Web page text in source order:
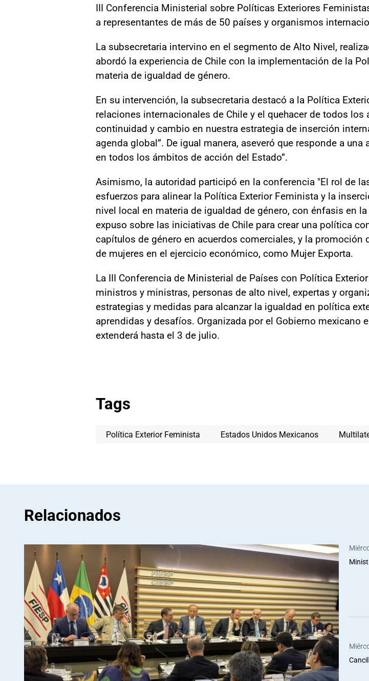
III Conferencia Ministerial sobre Políticas Exteriores
a representantes de más de 50 países y organismos
La subsecretaria intervino en el segmento de Alto Nivel,
abordó la experiencia de Chile con la implementación de la
materia de igualdad de género.
En su intervención, la subsecretaria destacó a la Política
relaciones internacionales de Chile y el quehacer de todos
continuidad y cambio en nuestra estrategia de inserción
agenda global”. De igual manera, aseveró que responde a
en todos los ámbitos de acción del Estado”.
Asimismo, la autoridad participó en la conferencia "El rol de
esfuerzos para alinear la Política Exterior Feminista y la
nivel local en materia de igualdad de género, con énfasis en
expuso sobre las iniciativas de Chile para crear una política
capítulos de género en acuerdos comerciales, y la
de mujeres en el ejercicio económico, como Mujer Exporta.
La III Conferencia de Ministerial de Países con Política
ministros y ministras, personas de alto nivel, expertas y
estrategias y medidas para alcanzar la igualdad en política
aprendidas y desafíos. Organizada por el Gobierno mexicano
extenderá hasta el 3 de julio.
Tags
Política Exterior Feminista Estados Unidos Mexicanos
Relacionados